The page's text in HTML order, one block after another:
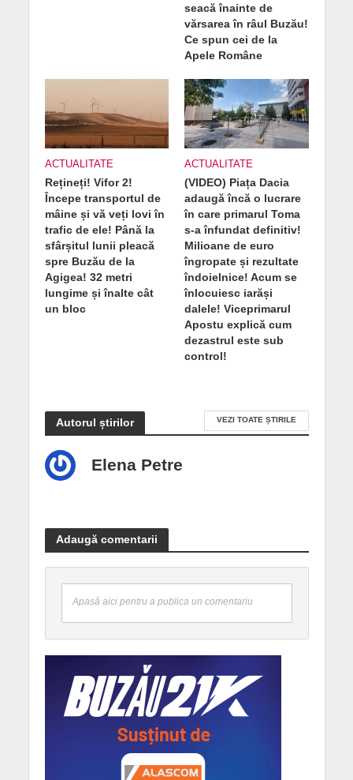
seacă înainte de
vărsarea în râul Buzău!
Ce spun cei de la
Apele Române
ACTUALITATE
Rețineți! Vifor 2!
Începe transportul de
mâine și vă veți lovi în
trafic de ele! Până la
sfârșitul lunii pleacă
spre Buzău de la
Agigea! 32 metri
lungime și înalte cât
un bloc
ACTUALITATE
(VIDEO) Piața Dacia
adaugă încă o lucrare
în care primarul Toma
s-a înfundat definitiv!
Milioane de euro
îngropate și rezultate
îndoielnice! Acum se
înlocuiesc iarăși
dalele! Viceprimarul
Apostu explică cum
dezastrul este sub
control!
Autorul știrilor VEZI TOATE ȘTIRILE
Elena Petre
Adaugă comentarii
Apasă aici pentru a publica un comentariu